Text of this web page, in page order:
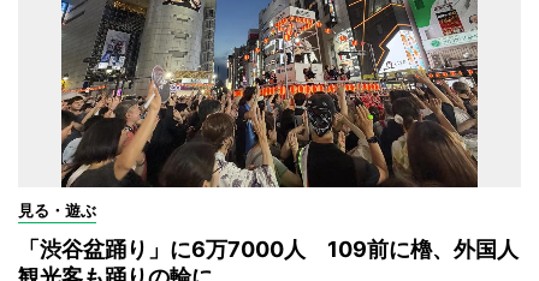
見る・遊ぶ
「渋谷盆踊り」に6万7000人 109前に櫓、外国人